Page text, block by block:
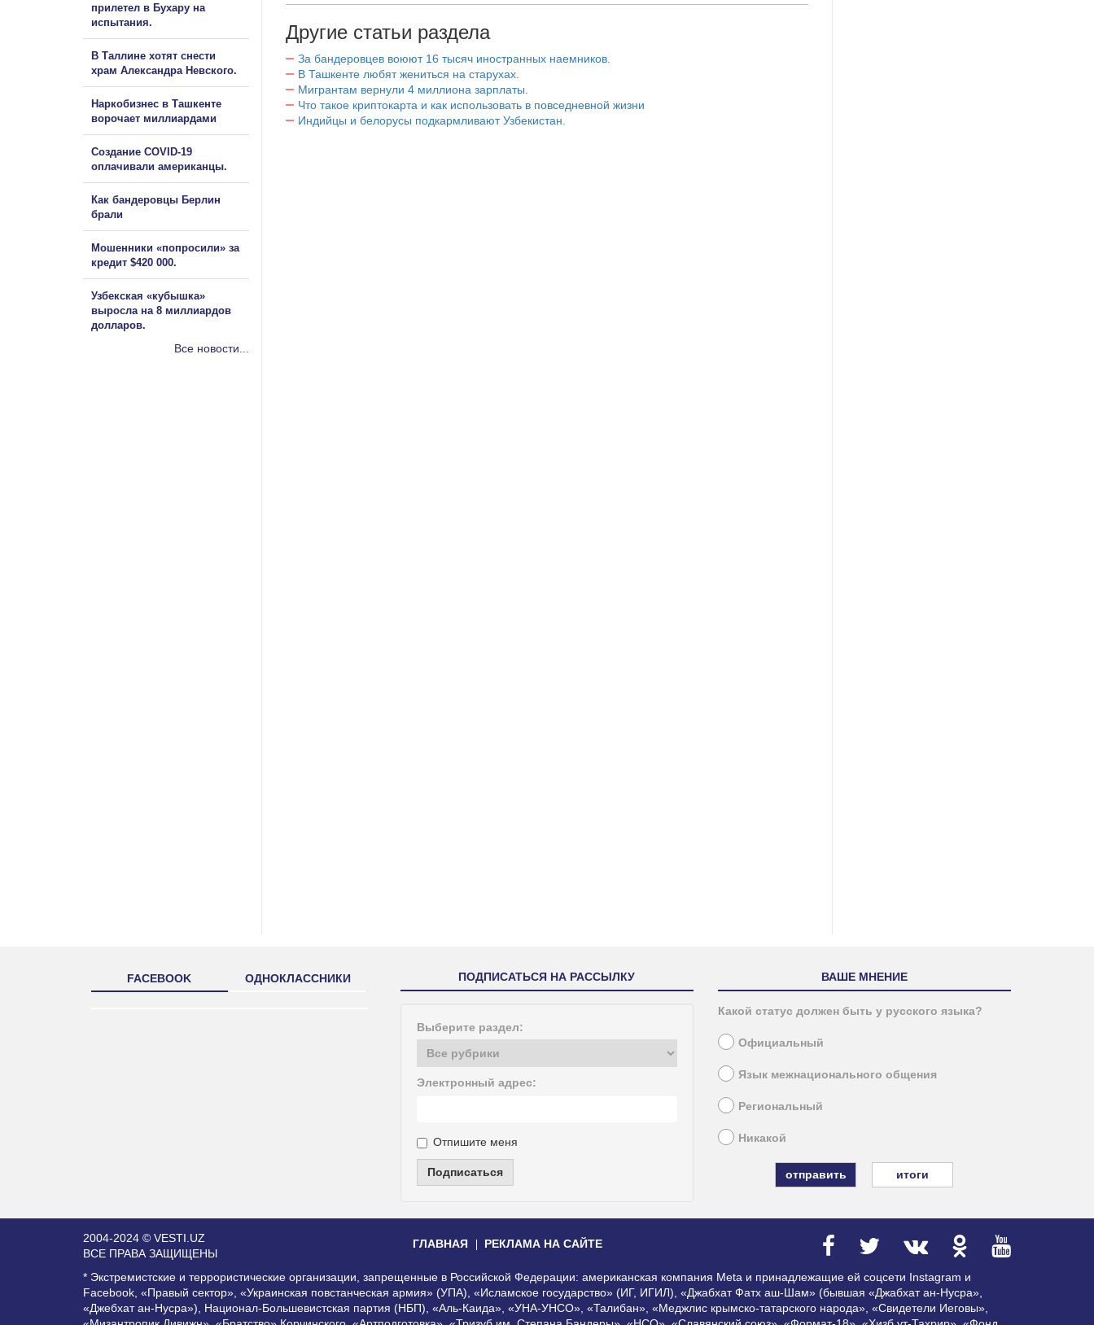
Другие статьи раздела
За бандеровцев воюют 16 тысяч иностранных наемников.
В Ташкенте любят жениться на старухах.
Мигрантам вернули 4 миллиона зарплаты.
Что такое криптокарта и как использовать в повседневной жизни
Индийцы и белорусы подкармливают Узбекистан.
прилетел в Бухару на
испытания.
В Таллине хотят снести
храм Александра Невского.
Наркобизнес в Ташкенте
ворочает миллиардами
Создание COVID-19
оплачивали американцы.
Как бандеровцы Берлин
брали
Мошенники «попросили» за
кредит $420 000.
Узбекская «кубышка»
выросла на 8 миллиардов
долларов.
Все новости...
FACEBOOK ОДНОКЛАССНИКИ ПОДПИСАТЬСЯ НА РАССЫЛКУ
Выберите раздел:
Электронный адрес:
Отпишите меня
Подписаться
ВАШЕ МНЕНИЕ
Какой статус должен быть у русского языка?
Официальный
Язык межнационального общения
Региональный
Никакой
итоги
2004-2024 © VESTI.UZ
ВСЕ ПРАВА ЗАЩИЩЕНЫ
ГЛАВНАЯ РЕКЛАМА НА САЙТЕ
* Экстремистские и террористические организации, запрещенные в Российской Федерации: американская компания Meta и принадлежащие ей соцсети Instagram и
Facebook, «Правый сектор», «Украинская повстанческая армия» (УПА), «Исламское государство» (ИГ, ИГИЛ), «Джабхат Фатх аш-Шам» (бывшая «Джабхат ан-Нусра»,
«Джебхат ан-Нусра»), Национал-Большевистская партия (НБП), «Аль-Каида», «УНА-УНСО», «Талибан», «Меджлис крымско-татарского народа», «Свидетели Иеговы»,